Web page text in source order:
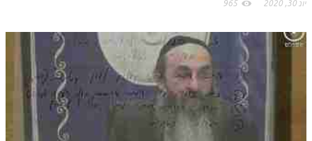
יונ 30, 2020 965